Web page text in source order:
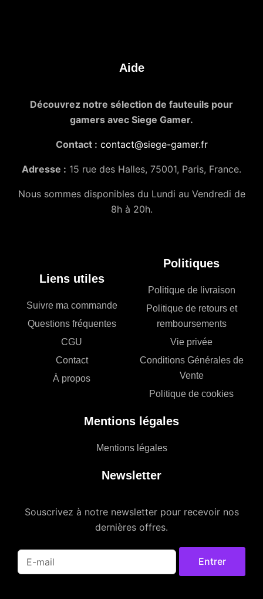
Aide
Découvrez notre sélection de fauteuils pour
gamers avec Siege Gamer.
Contact : contact@siege-gamer.fr
Adresse : 15 rue des Halles, 75001, Paris, France.
Nous sommes disponibles du Lundi au Vendredi de
8h à 20h.
Liens utiles
Suivre ma commande
Questions fréquentes
CGU
Contact
À propos
Politiques
Politique de livraison
Politique de retours et
remboursements
Vie privée
Conditions Générales de
Vente
Politique de cookies
Mentions légales
Mentions légales
Newsletter
Souscrivez à notre newsletter pour recevoir nos
dernières offres.
Entrer